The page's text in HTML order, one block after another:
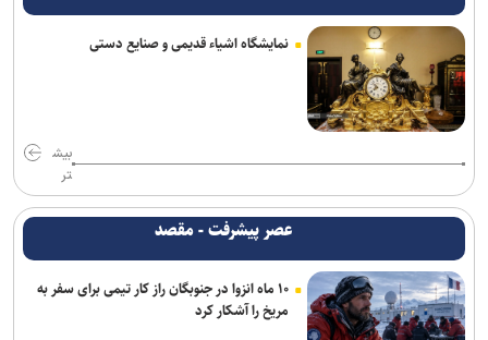
نمایشگاه اشیاء قدیمی و صنایع دستی
بیش
تر
عصر پیشرفت - مقصد
۱۰ ماه انزوا در جنوبگان راز کار تیمی برای سفر به
مریخ را آشکار کرد